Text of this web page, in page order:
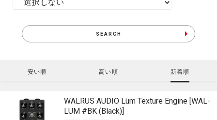
SEARCH
安い順 高い順 新着順
WALRUS AUDIO Lüm Texture Engine [WAL-
LUM #BK (Black)]